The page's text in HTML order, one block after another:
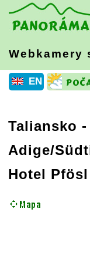
Webkamery
EN
Taliansko -
Adige/
Hotel Pfösl